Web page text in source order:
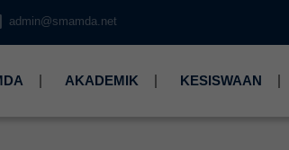
admin@smamda.net
AKADEMIK KESISWAAN